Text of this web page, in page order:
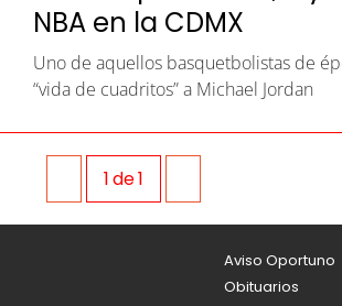
NBA en la CDMX
Uno de aquellos basquetbolistas de
“vida de cuadritos” a Michael Jordan
1de1
Aviso Oportuno
Obituarios